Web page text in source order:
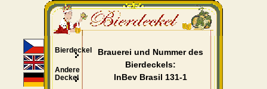
Brauerei und Nummer des
Bierdeckels:
InBev Brasil 131-1
Bierdeckel
Andere
Deckel